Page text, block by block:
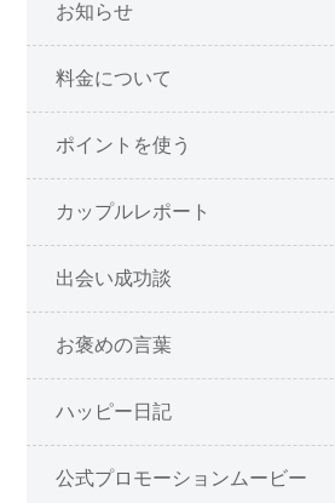
お知らせ
料金について
ポイントを使う
カップルレポート
出会い成功談
お褒めの言葉
ハッピー日記
公式プロモーションムービー